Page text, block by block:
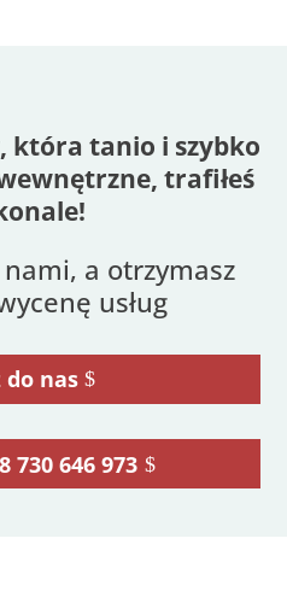
która tanio i szybko
trafiłeś
a otrzymasz
usług
do nas
730 646 973